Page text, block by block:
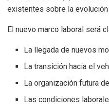
existentes sobre la
El nuevo marco laboral será
La llegada de nuevos
La transición hacia el
La organización futura
Las condiciones